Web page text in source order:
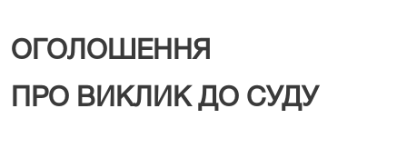
ОГОЛОШЕННЯ
ПРО ВИКЛИК ДО СУДУ